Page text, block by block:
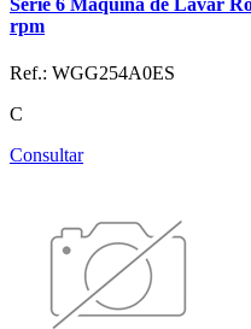
Serie 6 Máquina de Lavar
rpm
Ref.: WGG254A0ES
C
Consultar